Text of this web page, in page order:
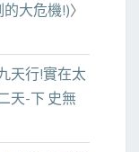
大危機!)〉
天行!實在太
天-下 史無